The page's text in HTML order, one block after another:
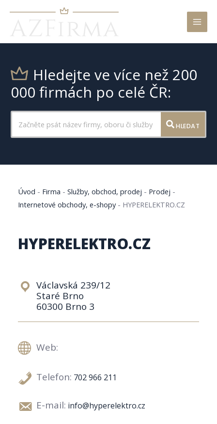
Hledejte ve více než 200
000 firmách po celé ČR:
HLEDAT
Úvod - Firma -Služby, obchod, prodej - Prodej -
Internetové obchody, e-shopy- HYPERELEKTRO.CZ
HYPERELEKTRO.CZ
Václavská 239/12
Staré Brno
60300 Brno 3
Web:
Telefon: 702 966 211
E-mail: info@hyperelektro.cz